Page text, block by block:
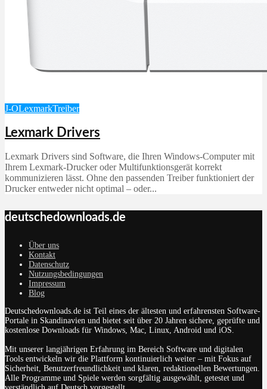
J-OLexmarkTreiber
Lexmark Drivers
Lexmark Drivers sind Software, die Ihren Windows-Computer mit
Ihrem Lexmark-Drucker oder Multifunktionsgerät korrekt
kommunizieren lässt. Ohne den passenden Treiber funktioniert der
Drucker entweder nicht optimal – oder...
deutschedownloads.de
Über uns
Kontakt
Datenschutz
Nutzungsbedingungen
Impressum
Blog
Deutschedownloads.de ist Teil eines der ältesten und erfahrensten Software-
Portale in Skandinavien und bietet seit über 20 Jahren sichere, geprüfte und
kostenlose Downloads für Windows, Mac, Linux, Android und iOS.
Mit unserer langjährigen Erfahrung im Bereich Software und digitalen
Tools entwickeln wir die Plattform kontinuierlich weiter – mit Fokus auf
Sicherheit, Benutzerfreundlichkeit und klaren, redaktionellen Bewertungen.
Alle Programme und Spiele werden sorgfältig ausgewählt, getestet und
verständlich auf Deutsch vorgestellt.